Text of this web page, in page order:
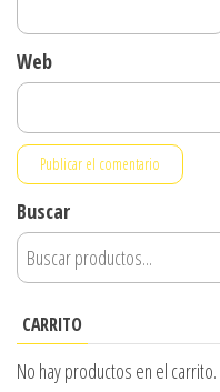
Web
Buscar
CARRITO
No hay productos en el carrito.